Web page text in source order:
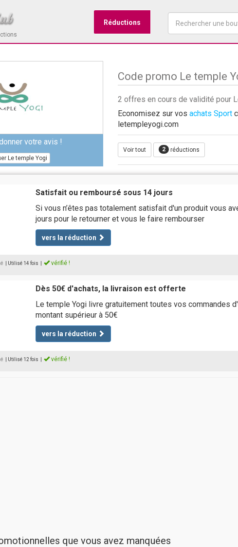
Réductions
votre avis !
Le temple Yogi
Code promo Le temple
2 offres en cours de validité pour
Economisez sur vos achats Sport
letempleyogi.com
Voir tout 2 réductions
Satisfait ou remboursé sous 14 jours
Si vous n’êtes pas totalement satisfait d'un produit vous
jours pour le retourner et vous le faire rembourser
vers la réduction
| Utilisé 14 fois vérifié !
Dès 50€ d'achats, la livraison est offerte
Le temple Yogi livre gratuitement toutes vos commandes
montant supérieur à 50€
vers la réduction
| Utilisé 12 fois vérifié !
que vous avez manquées